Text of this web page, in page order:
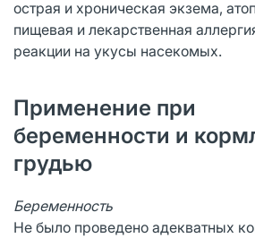
острая и хроническая экзема,
пищевая и лекарственная
реакции на укусы насекомых.
Применение при
беременности и
грудью
Беременность
Не было проведено адекватных